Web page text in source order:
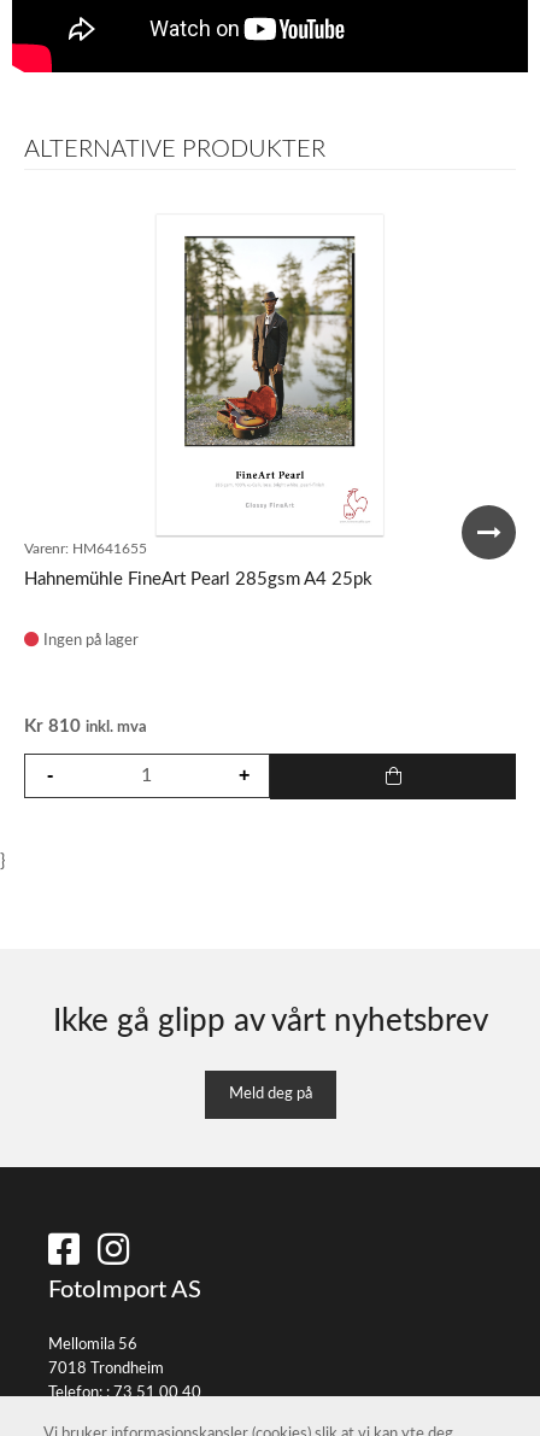
ALTERNATIVE PRODUKTER
Varenr: HM641655
Hahnemühle FineArt Pearl 285gsm A4 25pk
Ingen på lager
Kr 810 inkl. mva
}
Ikke gå glipp av vårt nyhetsbrev
Meld deg på
FotoImport AS
Mellomila 56
7018 Trondheim
Telefon: :73 51 00 40